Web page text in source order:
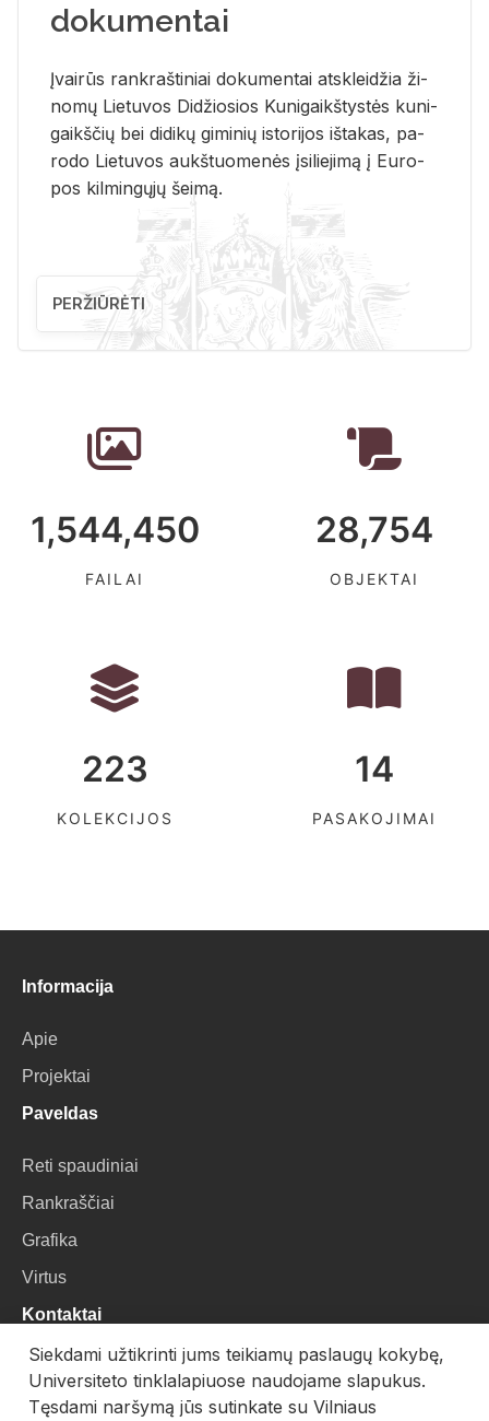
dokumentai
Įvai­rūs rank­raš­ti­niai do­ku­men­tai at­sklei­džia ži­
no­mų Lie­tu­vos Di­džio­sios Ku­ni­gaikš­tys­tės ku­ni­
gaikš­čių bei di­di­kų gi­mi­nių is­to­ri­jos iš­ta­kas, pa­
ro­do Lie­tu­vos aukš­tuo­me­nės įsi­lie­ji­mą į Eu­ro­
pos kil­min­gų­jų šei­mą.
PERŽIŪRĖTI
1,544,450
FAILAI
28,754
OBJEKTAI
223
KOLEKCIJOS
14
PASAKOJIMAI
Informacija
Apie
Projektai
Paveldas
Reti spaudiniai
Rankraščiai
Grafika
Virtus
Kontaktai
VU Biblioteka
Universiteto g. 3, LT-01122, Vilnius
Siekdami užtikrinti jums teikiamų paslaugų kokybę,
Universiteto tinklalapiuose naudojame slapukus.
Tęsdami naršymą jūs sutinkate su Vilniaus